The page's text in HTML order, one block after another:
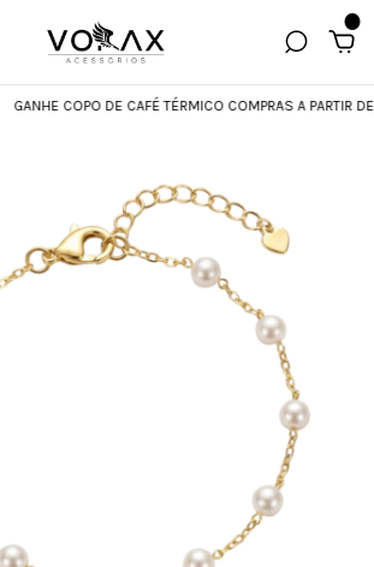
GANHE COPO DE CAFÉ TÉRMICO COMPRAS A PARTIR DE